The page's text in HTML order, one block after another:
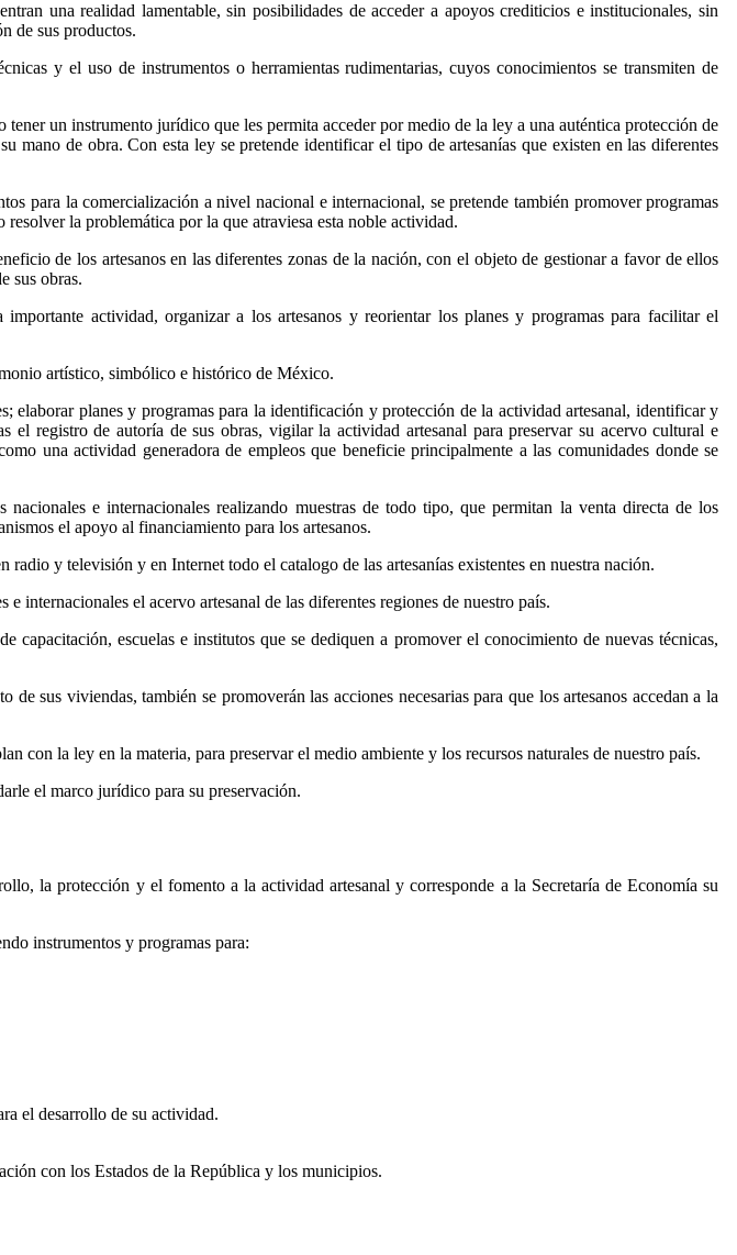
una realidad lamentable, sin posibilidades de acceder a apoyos crediticios e institucionales, sin
de sus productos.
y el uso de instrumentos o herramientas rudimentarias, cuyos conocimientos se transmiten de
un instrumento jurídico que les permita acceder por medio de la ley a una auténtica protección de
mano de obra. Con esta ley se pretende identificar el tipo de artesanías que existen en las diferentes
para la comercialización a nivel nacional e internacional, se pretende también promover programas
la problemática por la que atraviesa esta noble actividad.
de los artesanos en las diferentes zonas de la nación, con el objeto de gestionar a favor de ellos
sus obras.
actividad, organizar a los artesanos y reorientar los planes y programas para facilitar el
artístico, simbólico e histórico de México.
elaborar planes y programas para la identificación y protección de la actividad artesanal, identificar y
el registro de autoría de sus obras, vigilar la actividad artesanal para preservar su acervo cultural e
una actividad generadora de empleos que beneficie principalmente a las comunidades donde se
e internacionales realizando muestras de todo tipo, que permitan la venta directa de los
el apoyo al financiamiento para los artesanos.
radio y televisión y en Internet todo el catalogo de las artesanías existentes en nuestra nación.
el acervo artesanal de las diferentes regiones de nuestro país.
escuelas e institutos que se dediquen a promover el conocimiento de nuevas técnicas,
sus viviendas, también se promoverán las acciones necesarias para que los artesanos accedan a la
con la ley en la materia, para preservar el medio ambiente y los recursos naturales de nuestro país.
el marco jurídico para su preservación.
la protección y el fomento a la actividad artesanal y corresponde a la Secretaría de Economía su
instrumentos y programas para:
el desarrollo de su actividad.
con los Estados de la República y los municipios.